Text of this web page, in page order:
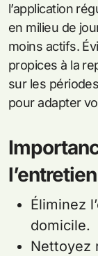
l’application
en milieu de
moins actifs.
propices à la
sur les
pour adapter
l’entretien
Éliminez
domicile.
Nettoyez